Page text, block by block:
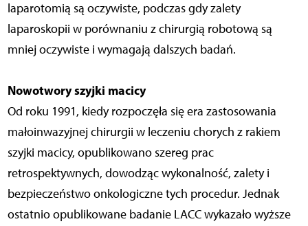
laparotomią są oczywiste, podczas gdy zalety
laparoskopii w porównaniu z chirurgią robotową są
mniej oczywiste i wymagają dalszych badań.
Nowotwory szyjki macicy
Od roku 1991, kiedy rozpoczęła się era zastosowania
małoinwazyjnej chirurgii w leczeniu chorych z rakiem
szyjki macicy, opublikowano szereg prac
retrospektywnych, dowodząc wykonalność, zalety i
bezpieczeństwo onkologiczne tych procedur. Jednak
ostatnio opublikowane badanie LACC wykazało wyższe